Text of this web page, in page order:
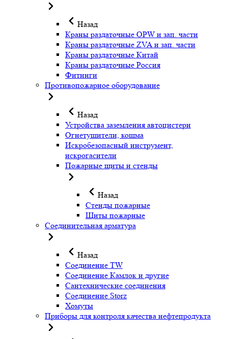
Назад
Краны раздаточные OPW и зап. части
Краны раздаточные ZVA и зап. части
Краны раздаточные Китай
Краны раздаточные Россия
Фитинги
Противопожарное оборудование
Назад
Устройства заземления автоцистерн
Огнетушители, кошма
Искробезопасный инструмент,
искрогасители
Пожарные щиты и стенды
Назад
Стенды пожарные
Щиты пожарные
Соединительная арматура
Назад
Соединение TW
Соединение Камлок и другие
Сантехнические соединения
Соединение Storz
Хомуты
Приборы для контроля качества нефтепродукта